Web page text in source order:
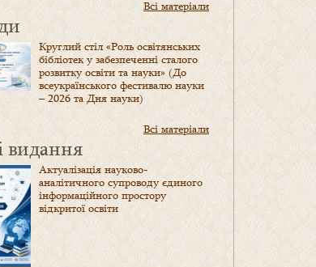
Всі матеріали
Круглий стіл «Роль освітянських
бібліотек у забезпеченні сталого
розвитку освіти та науки» (До
всеукраїнського фестивалю науки
– 2026 та Дня науки)
Всі матеріали
видання
Актуалізація науково-
аналітичного супроводу єдиного
інформаційного простору
відкритої освіти